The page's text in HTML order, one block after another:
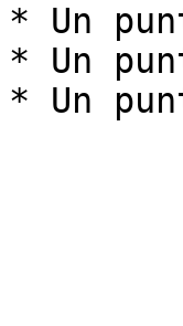
* Un
* Un